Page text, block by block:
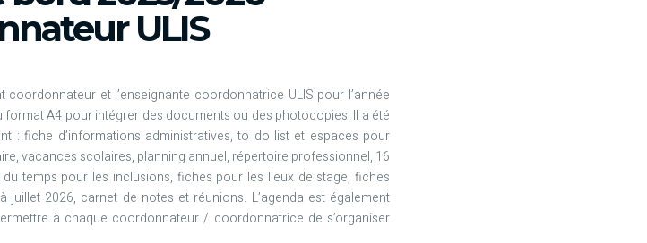
ULIS
et l’enseignante coordonnatrice ULIS pour l’année
format A4 pour intégrer des documents ou des photocopies. Il a été
: fiche d’informations administratives, to do list et espaces pour
vacances scolaires, planning annuel, répertoire professionnel, 16
temps pour les inclusions, fiches pour les lieux de stage, fiches
2026, carnet de notes et réunions. L’agenda est également
à chaque coordonnateur / coordonnatrice de s’organiser